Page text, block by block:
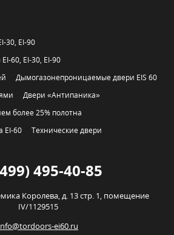
30, EI-90
60, EI-30, EI-90
Дымогазонепроницаемые двери EIS 60
Двери «Антипаника»
более 25% полотна
EI-60
Технические двери
495-40-85
Королева, д. 13 стр. 1, помещение
IV/1129515
ei60.ru